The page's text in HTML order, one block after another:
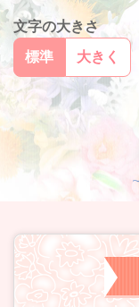
文字の大きさ
標準
大きく